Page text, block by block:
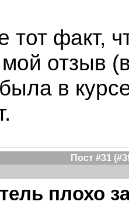
тот факт,
отзыв
в
Пост #31
плохо